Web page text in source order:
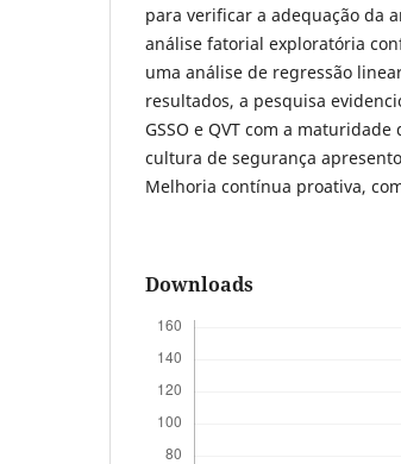
para verificar a adequação da
análise fatorial exploratória
uma análise de regressão
resultados, a pesquisa
GSSO e QVT com a
cultura de segurança
Melhoria contínua proativa,
Downloads